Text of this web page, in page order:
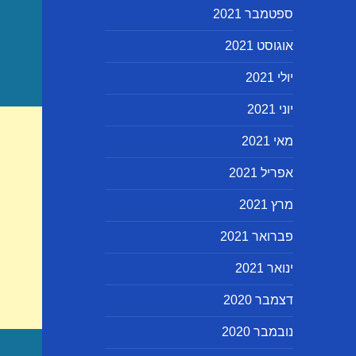
ספטמבר 2021
אוגוסט 2021
יולי 2021
יוני 2021
מאי 2021
אפריל 2021
מרץ 2021
פברואר 2021
ינואר 2021
דצמבר 2020
נובמבר 2020